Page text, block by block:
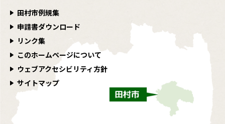
田村市例規集
申請書ダウンロード
リンク集
このホームページについて
ウェブアクセシビリティ方針
サイトマップ